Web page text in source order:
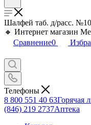
Шалфей таб. д/расс.
🔸 Интернет магазин
Сравнение0
Телефоны
8 800 551 40 63Горячая
(846) 219 2737Аптека